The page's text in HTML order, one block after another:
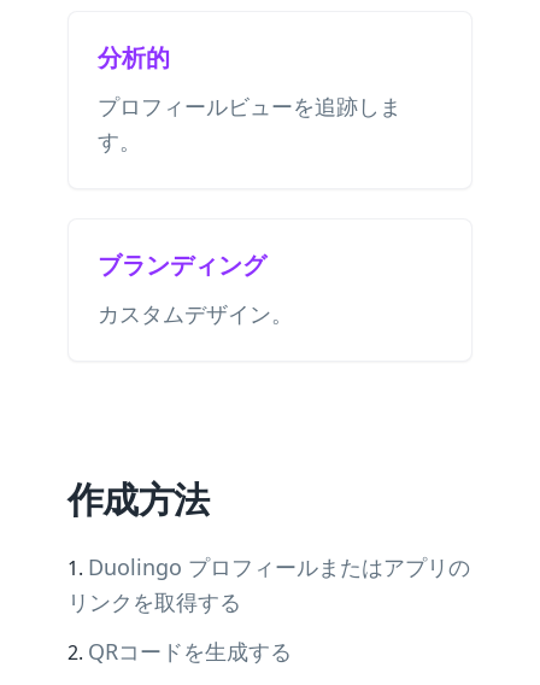
分析的
プロフィールビューを追跡しま
す。
ブランディング
カスタムデザイン。
作成方法
Duolingo プロフィールまたはアプリの
リンクを取得する
QRコードを生成する